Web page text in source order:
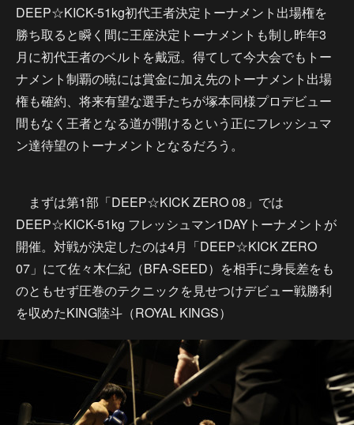
DEEP☆KICK-51kg初代王者決定トーナメント出場権を
勝ち取ると瞬く間に王座決定トーナメントも制し昨年3
月に初代王者のベルトを戴冠。得てして今大会でもトー
ナメント制覇の暁には賞金に加え先のトーナメント出場
権も確約、将来有望な選手たちが塚本同様プロデビュー
間もなく王者となる道が開けるという正にフレッシュマ
ン達待望のトーナメントとなるだろう。
まずは第1部「DEEP☆KICK ZERO 08」では
DEEP☆KICK-51kg フレッシュマン1DAYトーナメントが
開催。対戦が決定したのは4月「DEEP☆KICK ZERO
07」にて佐々木仁紀（BFA-SEED）を相手に身長差をも
のともせず圧巻のテクニックを見せつけデビュー戦勝利
を収めたKING陸斗（ROYAL KINGS）